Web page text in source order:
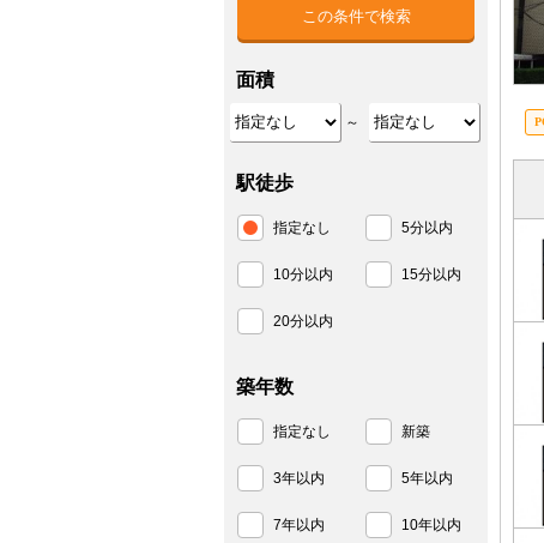
面積
～
駅徒歩
指定なし 5分以内
10分以内 15分以内
20分以内
築年数
指定なし 新築
3年以内 5年以内
7年以内 10年以内